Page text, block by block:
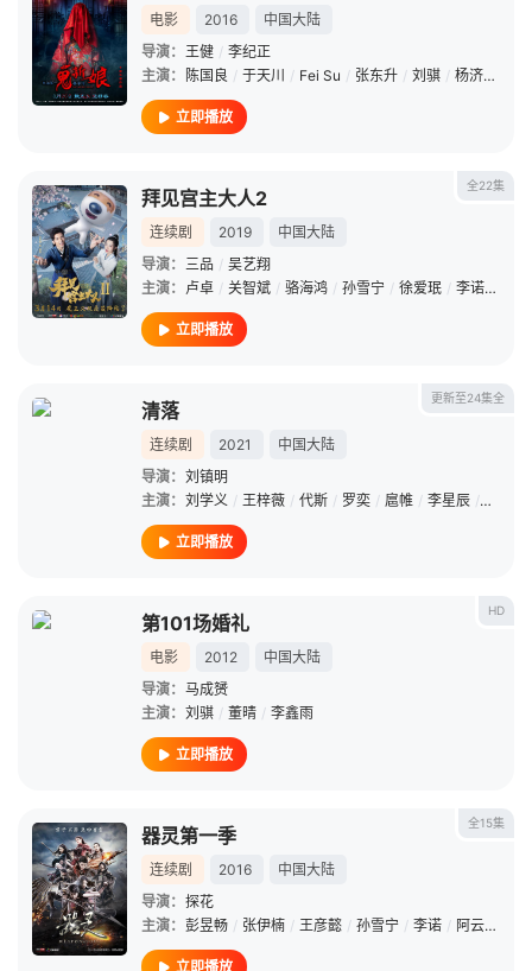
电影 2016
中国大陆
导演： 王健 / 李纪正
主演：
陈国良 / 于天川 / Fei Su / 张东升 / 刘骐 / 杨济妤
立即播放
全22集
拜见宫主大人2
连续剧 2019
中国大陆
导演： 三品 / 吴艺翔
主演： 卢卓 / 关智斌 / 骆海鸿 / 孙雪宁 / 徐爱珉 / 李诺 /
立即播放
更新至24集全
清落
连续剧 2021
中国大陆
导演： 刘镇明
主演： 刘学义 / 王梓薇 / 代斯 / 罗奕 / 扈帷 / 李星辰 / 张达源
立即播放
HD
第101场婚礼
电影 2012
中国大陆
导演： 马成赟
主演： 刘骐 / 董晴 / 李鑫雨
立即播放
全15集
器灵第一季
连续剧 2016
中国大陆
导演： 探花
主演： 彭昱畅 / 张伊楠 / 王彦懿 / 孙雪宁 / 李诺 / 阿云嘎
立即播放